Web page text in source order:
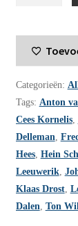
17
1982
-
nummer
44
aantal
Categorieën:
Tags: Anton
Cees Kornelis,
Delleman,
Hees, Hein
Leeuwerik,
Klaas Drost,
Dalen, Ton